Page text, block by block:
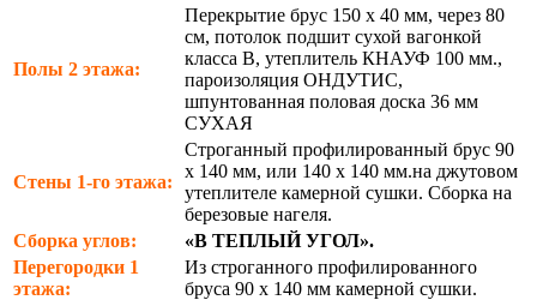
Полы 2 этажа:
Перекрытие брус 150 х 40 мм, через 80
см, потолок подшит сухой вагонкой
класса В, утеплитель КНАУФ 100 мм.,
пароизоляция ОНДУТИС,
шпунтованная половая доска 36 мм
СУХАЯ
Стены 1-го этажа:
Строганный профилированный брус 90
х 140 мм, или 140 х 140 мм.на джутовом
утеплителе камерной сушки. Сборка на
березовые нагеля.
Сборка углов:
«В ТЕПЛЫЙ УГОЛ».
Перегородки 1
этажа:
Из строганного профилированного
бруса 90 х 140 мм камерной сушки.